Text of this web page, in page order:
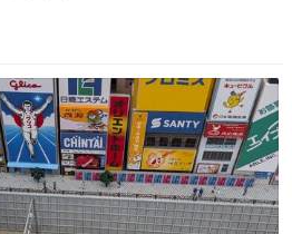
article/detail… くり
働由美子らが所属する芸能事務
義援金を寄付したことを公表し